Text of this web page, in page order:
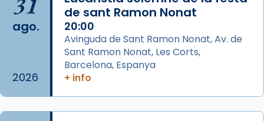
concelebrat el bisbe auxiliar de Barcelona,
Mons. David Abadías.
📸 Dr. G. Simón
View on Facebook ·
Arquebisbat de Barcelona
ago.
2026
de sant Ramon Nonat
20:00
Avinguda de Sant Ramon Nonat, Av. de
Sant Ramon Nonat, Les Corts,
Barcelona, Espanya
+ info